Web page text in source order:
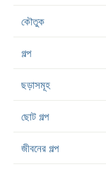
কৌতুক
গল্প
ছড়াসমূহ
ছোট গল্প
জীবনের গল্প